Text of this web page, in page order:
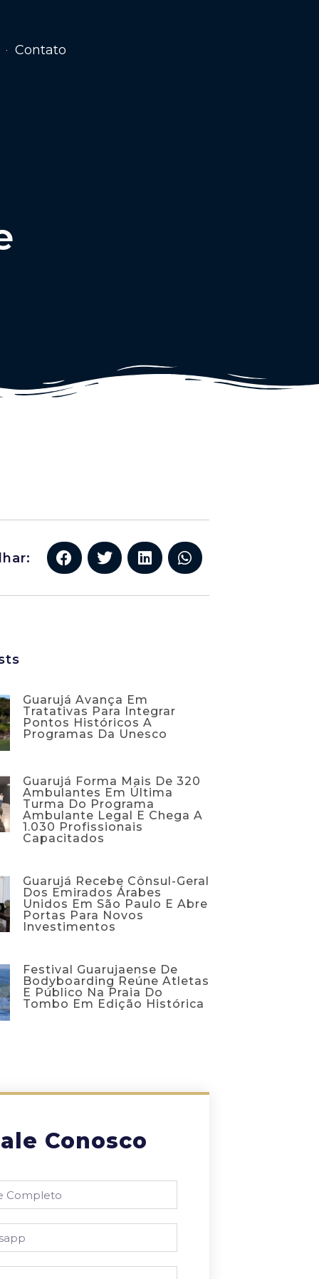
Contato
Guarujá Avança Em
Tratativas Para Integrar
Pontos Históricos A
Programas Da Unesco
Guarujá Forma Mais De 320
Ambulantes Em Última
Turma Do Programa
Ambulante Legal E Chega A
1.030 Profissionais
Capacitados
Guarujá Recebe Cônsul-Geral
Dos Emirados Árabes
Unidos Em São Paulo E Abre
Portas Para Novos
Investimentos
Festival Guarujaense De
Bodyboarding Reúne Atletas
E Público Na Praia Do
Tombo Em Edição Histórica
Conosco